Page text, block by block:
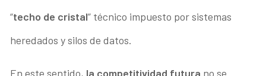
“techo de cristal” técnico impuesto por sistemas
heredados y silos de datos.
En este sentido, la competitividad futura no se